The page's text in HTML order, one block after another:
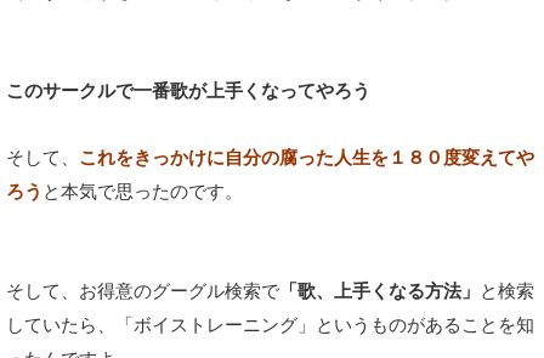
このサークルで一番歌が上手くなってやろう
そして、 これをきっかけに自分の腐った人生を１８０度変えてや
ろう と本気で思ったのです。
そして、お得意のグーグル検索で 「歌、上手くなる方法」 と検索
していたら、「ボイストレーニング」というものがあることを知